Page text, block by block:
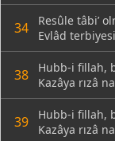
34
Resûle tâbi’
Evlâd terbiyesi
38
Hubb-i fillah,
Kazâya rızâ
39
Hubb-i fillah,
Kazâya rızâ